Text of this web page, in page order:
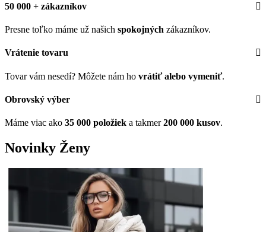
50 000 + zákazníkov
Presne toľko máme už našich spokojných zákazníkov.
Vrátenie tovaru
Tovar vám nesedí? Môžete nám ho vrátiť alebo vymeniť.
Obrovský výber
Máme viac ako 35 000 položiek a takmer200 000 kusov.
Novinky Ženy